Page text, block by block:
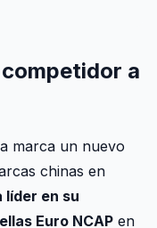
a
marca un nuevo
chinas en
líder en su
Euro NCAP en